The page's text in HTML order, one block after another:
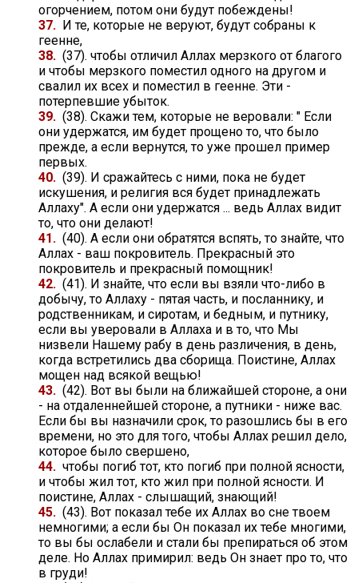
огорчением, потом они будут побеждены!
37. И те, которые не веруют, будут собраны к
геенне,
38. (37). чтобы отличил Аллах мерзкого от благого
и чтобы мерзкого поместил одного на другом и
свалил их всех и поместил в геенне. Эти -
потерпевшие убыток.
39. (38). Скажи тем, которые не веровали: " Если
они удержатся, им будет прощено то, что было
прежде, а если вернутся, то уже прошел пример
первых.
40. (39). И сражайтесь с ними, пока не будет
искушения, и религия вся будет принадлежать
Аллаху". А если они удержатся ... ведь Аллах видит
то, что они делают!
41. (40). А если они обратятся вспять, то знайте, что
Аллах - ваш покровитель. Прекрасный это
покровитель и прекрасный помощник!
42. (41). И знайте, что если вы взяли что-либо в
добычу, то Аллаху - пятая часть, и посланнику, и
родственникам, и сиротам, и бедным, и путнику,
если вы уверовали в Аллаха и в то, что Мы
низвели Нашему рабу в день различения, в день,
когда встретились два сборища. Поистине, Аллах
мощен над всякой вещью!
43. (42). Вот вы были на ближайшей стороне, а они
- на отдаленнейшей стороне, а путники - ниже вас.
Если бы вы назначили срок, то разошлись бы в его
времени, но это для того, чтобы Аллах решил дело,
которое было свершено,
44. чтобы погиб тот, кто погиб при полной ясности,
и чтобы жил тот, кто жил при полной ясности. И
поистине, Аллах - слышащий, знающий!
45. (43). Вот показал тебе их Аллах во сне твоем
немногими; а если бы Он показал их тебе многими,
то вы бы ослабели и стали бы препираться об этом
деле. Но Аллах примирил: ведь Он знает про то, что
в груди!